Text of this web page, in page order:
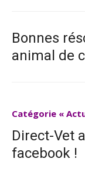
Bonnes
animal de
Catégorie «
Direct-Vet
facebook !